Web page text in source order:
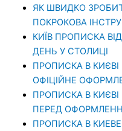
ЯК ШВИДКО
ПОКРОКОВА
КИЇВ ПРОПИСКА
ДЕНЬ У СТОЛИЦІ
ПРОПИСКА В
ОФІЦІЙНЕ
ПРОПИСКА В
ПЕРЕД
ПРОПИСКА В